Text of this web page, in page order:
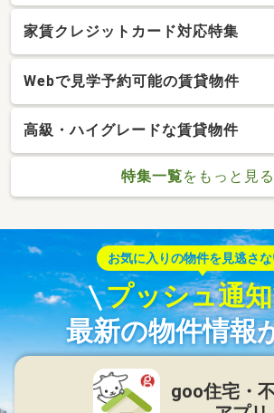
家賃クレジットカード対応特集
Webで見学予約可能の賃貸物件
高級・ハイグレードな賃貸物件
特集一覧をもっと見る
お気に入りの物件を見逃さな
プッシュ通
最新の物件情報
goo住宅・